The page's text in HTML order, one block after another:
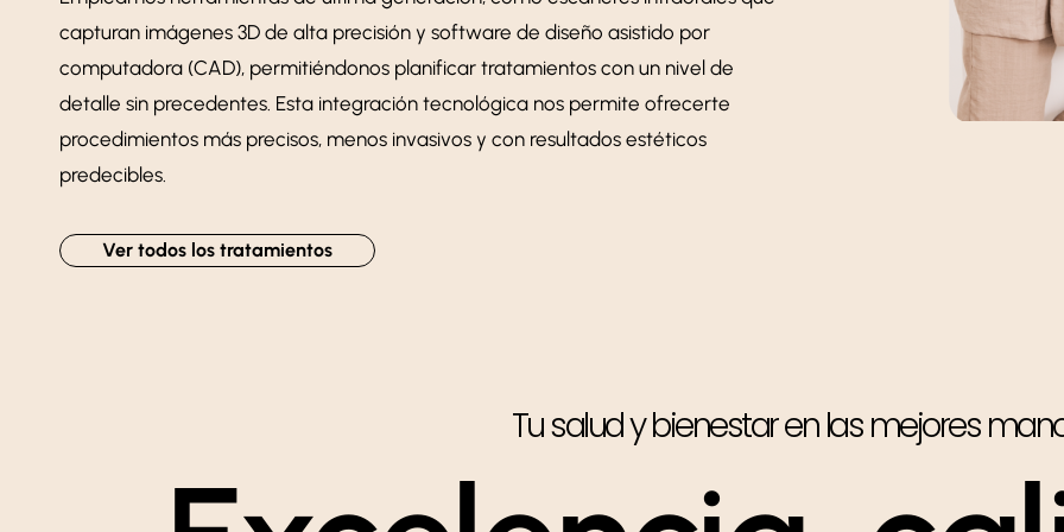
capturan imágenes 3D de alta precisión y software de diseño asistido por
computadora (CAD), permitiéndonos planificar tratamientos con un nivel de
detalle sin precedentes. Esta integración tecnológica nos permite ofrecerte
procedimientos más precisos, menos invasivos y con resultados estéticos
predecibles.
Ver todos los tratamientos
Tu salud y bienestar en las mejores